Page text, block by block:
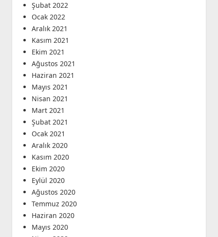
Şubat 2022
Ocak 2022
Aralık 2021
Kasım 2021
Ekim 2021
Ağustos 2021
Haziran 2021
Mayıs 2021
Nisan 2021
Mart 2021
Şubat 2021
Ocak 2021
Aralık 2020
Kasım 2020
Ekim 2020
Eylül 2020
Ağustos 2020
Temmuz 2020
Haziran 2020
Mayıs 2020